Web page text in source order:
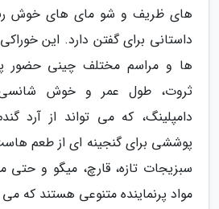
های ظریف و شو مای های خوش
داستانی برای گفتن دارد. این
ها و مراسم مختلف چینی حضور
ثروت، طول عمر و خوش
دامپلینگ، که می تواند از آرد
پوششی برای گنجینه ای از طعم
سبزیجات تازه، قارچ، میگو و حتی
مواد پرنماینده متنوعی هستند که